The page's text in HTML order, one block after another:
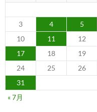
3
4 5
10
11 12
17
18 19
24
25 26
31
« 7月